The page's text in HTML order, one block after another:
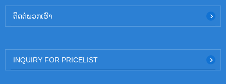
ຕິດ​ຕໍ່​ພວກ​ເຮົາ
INQUIRY FOR PRICELIST